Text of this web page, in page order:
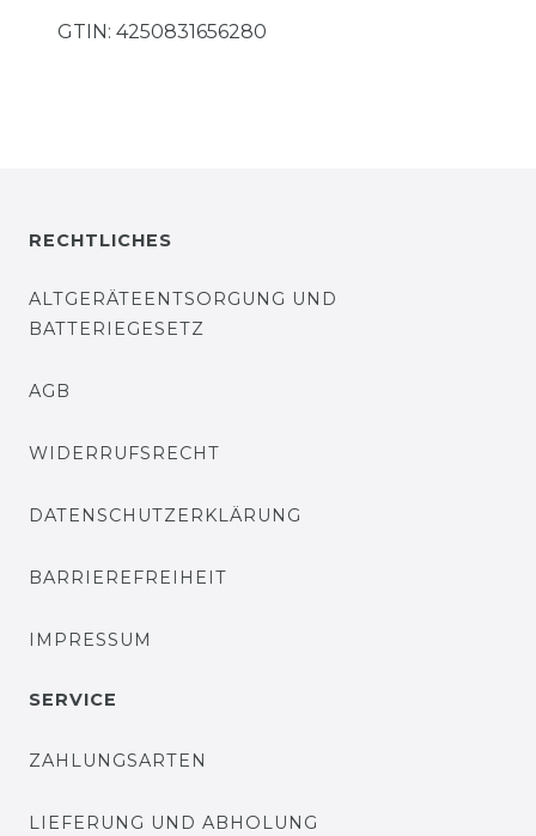
GTIN: 4250831656280
RECHTLICHES
ALTGERÄTEENTSORGUNG UND
BATTERIEGESETZ
AGB
WIDERRUFSRECHT
DATENSCHUTZERKLÄRUNG
BARRIEREFREIHEIT
IMPRESSUM
SERVICE
ZAHLUNGSARTEN
LIEFERUNG UND ABHOLUNG